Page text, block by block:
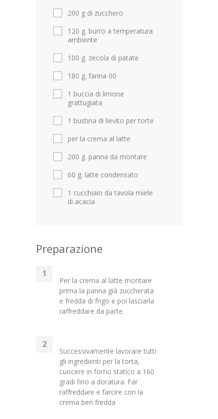
200 g di zucchero
120 g. burro a temperatura
ambiente
100 g. zecola di patate
180 g. farina 00
1 buccia di limone
grattugiata
1 bustina di lievito per torte
per la crema al latte
200 g. panna da montare
60 g. latte condensato
1 cucchiaio da tavola miele
di acacia
Preparazione
Per la crema al latte montare
prima la panna già zuccherata
e fredda di frigo e poi lasciarla
raffreddare da parte.
Successivamente lavorare tutti
gli ingredienti per la torta,
cuocere in forno statico a 160
gradi fino a doratura. Far
raffreddare e farcire con la
crema ben fredda